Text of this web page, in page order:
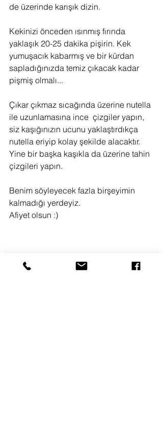
de üzerinde karışık dizin.
Kekinizi önceden ısınmış fırında
yaklaşık 20-25 dakika pişirin. Kek
yumuşacık kabarmış ve bir kürdan
sapladığınızda temiz çıkacak kadar
pişmiş olmalı...
Çıkar çıkmaz sıcağında üzerine nutella
ile uzunlamasına ince  çizgiler yapın,
siz kaşığınızın ucunu yaklaştırdıkça
nutella eriyip kolay şekilde alacaktır.
Yine bir başka kaşıkla da üzerine tahin
çizgileri yapın.
Benim söyleyecek fazla birşeyimin
kalmadığı yerdeyiz.
Afiyet olsun :)